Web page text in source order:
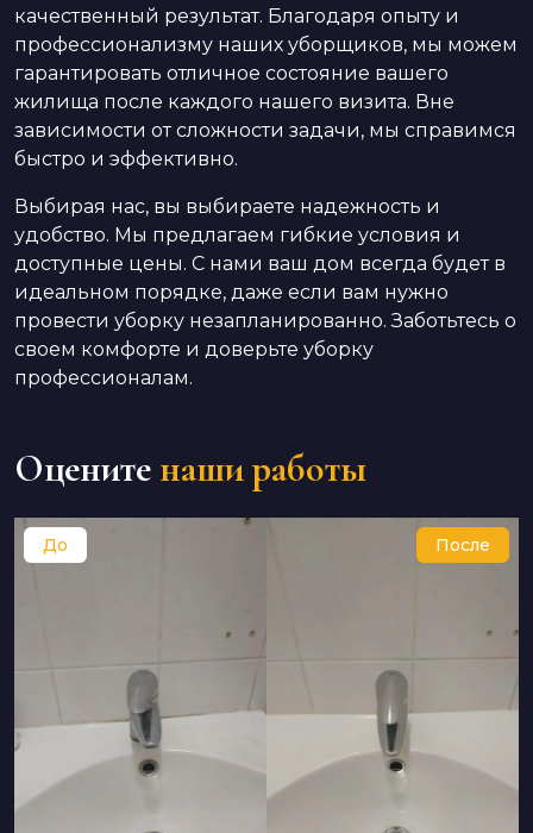
качественный результат. Благодаря опыту и
профессионализму наших уборщиков, мы можем
гарантировать отличное состояние вашего
жилища после каждого нашего визита. Вне
зависимости от сложности задачи, мы справимся
быстро и эффективно.
Выбирая нас, вы выбираете надежность и
удобство. Мы предлагаем гибкие условия и
доступные цены. С нами ваш дом всегда будет в
идеальном порядке, даже если вам нужно
провести уборку незапланированно. Заботьтесь о
своем комфорте и доверьте уборку
профессионалам.
Оцените наши работы